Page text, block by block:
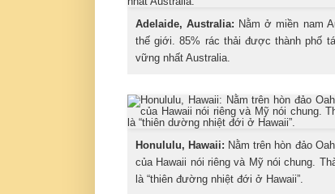
Adelaide, Australia: Nằm ở miền nam
thế giới. 85% rác thải được thành phố
vững nhất Australia.
Honululu, Hawaii: Nằm trên hòn đảo
của Hawaii nói riêng và Mỹ nói chung.
là “thiên đường nhiệt đới ở Hawaii”.